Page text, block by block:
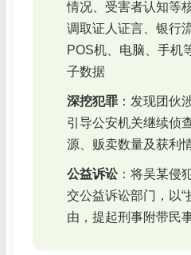
情况、受害者认知等
调取证人证言、银行
POS机、电脑、手机
子数据
深挖犯罪 ：发现团伙
引导公安机关继续侦
源、贩卖数量及获利
公益诉讼 ：将吴某侵
交公益诉讼部门，以“
由，提起刑事附带民